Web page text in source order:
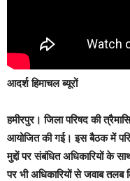
आदर्श हिमाचल ब्यूरों
हमीरपुर। जिला परिषद की
आयोजित की गई। इस बैठक में
मुद्दों पर संबंधित अधिकारियों के
पर भी अधिकारियों से जवाब